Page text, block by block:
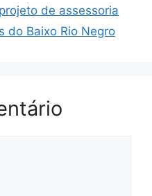
de assessoria
do Baixo Rio Negro